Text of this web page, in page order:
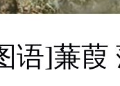
语]蒹葭